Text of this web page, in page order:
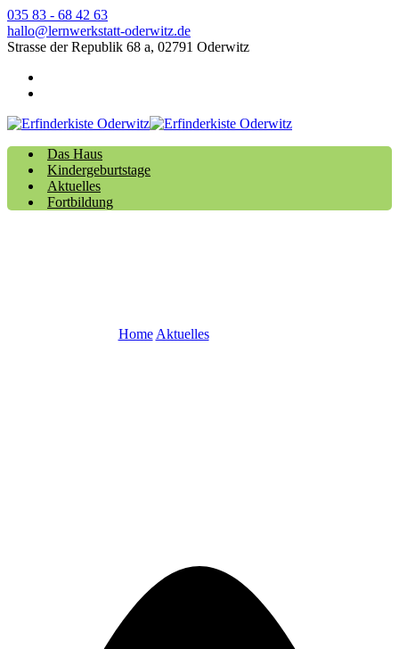
035 83 - 68 42 63
hallo@lernwerkstatt-oderwitz.de
Strasse der Republik 68 a, 02791 Oderwitz
Das Haus
Kindergeburtstage
Aktuelles
Fortbildung
Home Aktuelles